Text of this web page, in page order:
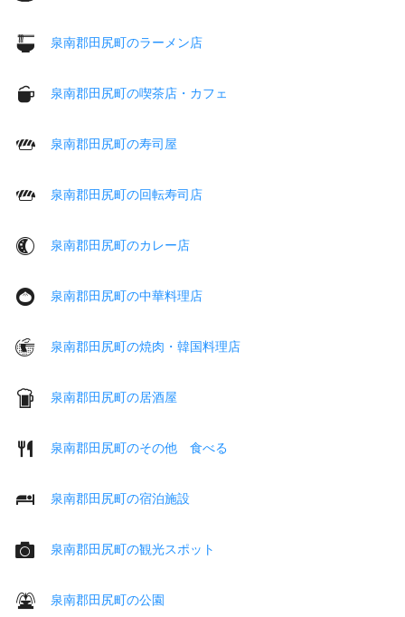
泉南郡田尻町のラーメン店
泉南郡田尻町の喫茶店・カフェ
泉南郡田尻町の寿司屋
泉南郡田尻町の回転寿司店
泉南郡田尻町のカレー店
泉南郡田尻町の中華料理店
泉南郡田尻町の焼肉・韓国料理店
泉南郡田尻町の居酒屋
泉南郡田尻町のその他 食べる
泉南郡田尻町の宿泊施設
泉南郡田尻町の観光スポット
泉南郡田尻町の公園